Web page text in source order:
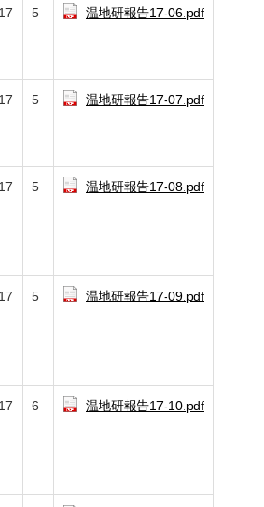
17 5 温地研報告17-06.pdf
17 5 温地研報告17-07.pdf
17 5 温地研報告17-08.pdf
17 5 温地研報告17-09.pdf
17 6 温地研報告17-10.pdf